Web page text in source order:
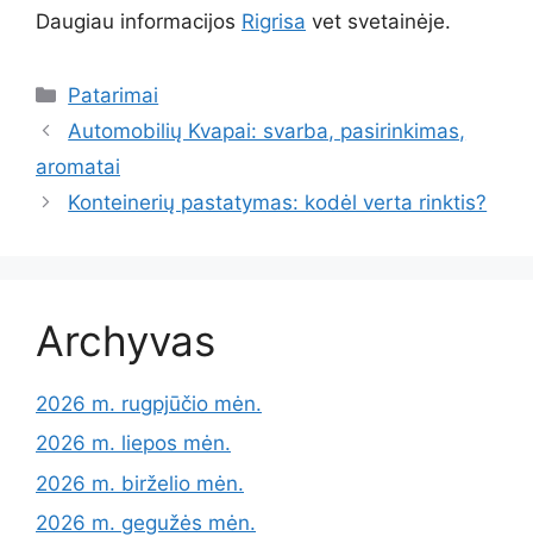
Daugiau informacijos Rigrisa vet svetainėje.
Kategorijos
Patarimai
Automobilių Kvapai: svarba, pasirinkimas,
aromatai
Konteinerių pastatymas: kodėl verta rinktis?
Archyvas
2026 m. rugpjūčio mėn.
2026 m. liepos mėn.
2026 m. birželio mėn.
2026 m. gegužės mėn.